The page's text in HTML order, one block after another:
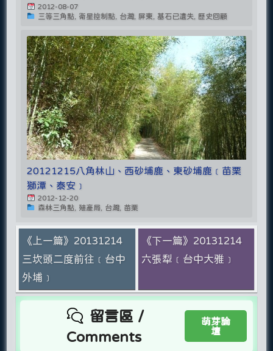
2012-08-07
三等三角點, 衛星控制點, 台灣, 屏東, 基石已遺失, 歷史回顧
20121215八角林山、西砂埔鹿、東砂埔鹿﹝苗栗
獅潭、泰安﹞
2012-12-20
森林三角點, 殖產局, 台灣, 苗栗
《上一篇》20131214
三坎頭二度前往﹝台中
外埔﹞
《下一篇》20131214
六張犁﹝台中大雅﹞
留言區 /
Comments
萌芽論
壇